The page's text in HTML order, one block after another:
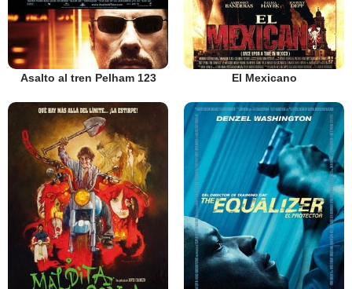
Asalto al tren Pelham 123 El Mexicano